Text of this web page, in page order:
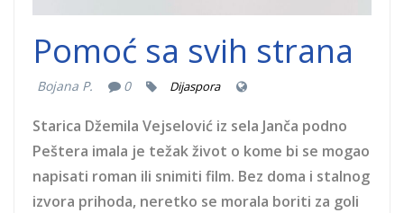
Pomoć sa svih strana
Bojana P. 0 Dijaspora
Starica Džemila Vejselović iz sela Janča podno
Peštera imala je težak život o kome bi se mogao
napisati roman ili snimiti film. Bez doma i stalnog
izvora prihoda, neretko se morala boriti za goli